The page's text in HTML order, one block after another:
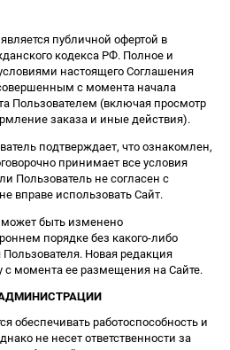
публичной офертой в
кодекса РФ. Полное и
настоящего Соглашения
с момента начала
Пользователем (включая просмотр
заказа и иные действия).
подтверждает, что ознакомлен,
принимает все условия
Пользователь не согласен с
вправе использовать Сайт.
быть изменено
порядке без какого-либо
Новая редакция
с момента ее размещения на Сайте.
обеспечивать работоспособность и
не несет ответственности за